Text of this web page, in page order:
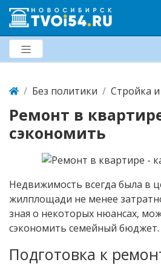
Без политики Стройка
Ремонт в
сэкономить
Недвижимость всегда была в
жилплощади не менее
зная о некоторых нюансах,
сэкономить семейный бюджет.
Подготовка к